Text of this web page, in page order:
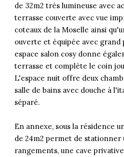
de 32m2 trés lumineuse avec
terrasse couverte avec vue
coteaux de la Moselle ainsi
ouverte et équipée avec grand
espace salon cosy donne
terrasse et complète le coin
L'espace nuit offre deux
salle de bains avec douche à
séparé.
En annexe, sous la résidence
de 24m2 permet de stationner
rangements, une cave